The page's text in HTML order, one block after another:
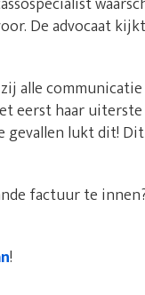
De advocaat
alle
eerst haar
lukt dit!
factuur te
!